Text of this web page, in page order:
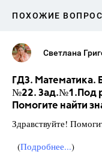
ПОХОЖИЕ
Светлана
ГДЗ. Математика.
№22. Зад.№1.Под
Помогите найти
Здравствуйте!
(Подробнее...)